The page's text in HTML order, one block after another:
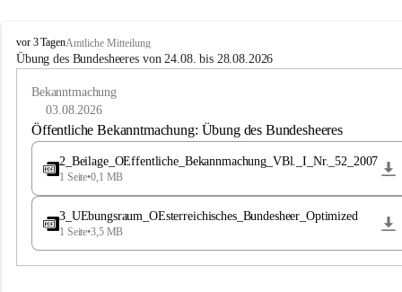
B
u
e
vor 3 TagenAmtliche Mitteilung
Übung des Bundesheeres von 24.08. bis 28.08.2026
Bekanntmachung
03.08.2026
Öffentliche Bekanntmachung: Übung des Bundesheeres
2_Beilage_OEffentliche_Bekannmachung_VBl._I_Nr._52_2007
1 Seite•0,1 MB
3_UEbungsraum_OEsterreichisches_Bundesheer_Optimized
1 Seite•3,5 MB